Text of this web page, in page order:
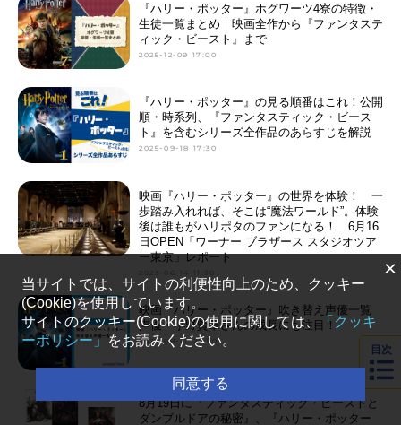
『ハリー・ポッター』ホグワーツ4寮の特徴・
生徒一覧まとめ｜映画全作から『ファンタステ
ィック・ビースト』まで
2025-12-09 17:00
『ハリー・ポッター』の見る順番はこれ！公開
順・時系列、『ファンタスティック・ビース
ト』を含むシリーズ全作品のあらすじを解説
2025-09-18 17:30
映画『ハリー・ポッター』の世界を体験！ 一
歩踏み入れれば、そこは“魔法ワールド”。体験
後は誰もがハリポタのファンになる！ 6月16
日OPEN「ワーナー ブラザース スタジオツア
ー東京」レポート
映画『ハリー・ポッター』吹き替え声優一覧
声優・小野賢章さんの成長にも注目！
2022-08-17 20:50
8月19日に『ファンタスティック・ビーストと
ダンブルドアの秘密』、『ハリー・ポッター
目次
×
当サイトでは、サイトの利便性向上のため、クッキー
(Cookie)を使用しています。
サイトのクッキー(Cookie)の使用に関しては、「クッキ
ーポリシー」をお読みください。
同意する